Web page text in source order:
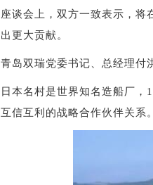
座谈会上，双方一致表示，将
出更大贡献。
青岛双瑞党委书记、总经理付
日本名村是世界知名造船厂
互信互利的战略合作伙伴关系